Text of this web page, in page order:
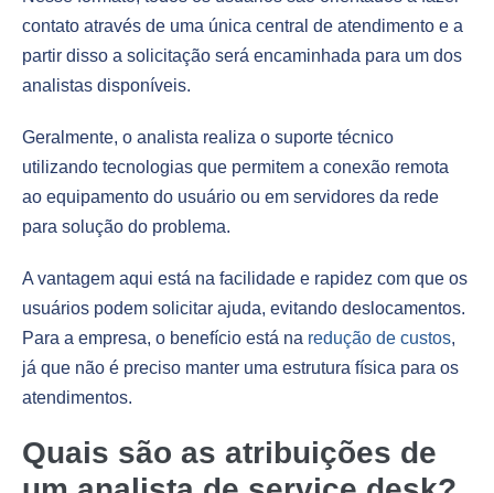
contato através de uma única central de atendimento e a
partir disso a solicitação será encaminhada para um dos
analistas disponíveis.
Geralmente, o analista realiza o suporte técnico
utilizando tecnologias que permitem a conexão remota
ao equipamento do usuário ou em servidores da rede
para solução do problema.
A vantagem aqui está na facilidade e rapidez com que os
usuários podem solicitar ajuda, evitando deslocamentos.
Para a empresa, o benefício está na redução de custos,
já que não é preciso manter uma estrutura física para os
atendimentos.
Quais são as atribuições de